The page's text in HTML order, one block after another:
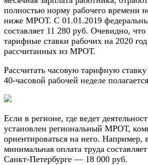
полностью норму рабочего времени
ниже МРОТ. С 01.01.2019
составляет 11 280 руб. Очевидно,
тарифные ставки рабочих на 2020
рассчитанных из МРОТ.
Рассчитать часовую тарифную
40-часовой рабочей неделе
Если в регионе, где ведет
установлен региональный МРОТ,
ориентироваться на него. Например,
минимальная оплата труда
Санкт-Петербурге — 18 000 руб.